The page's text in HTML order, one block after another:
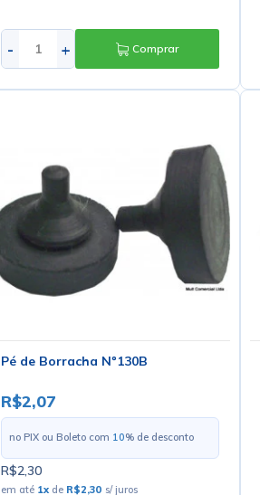
- + Comprar
Pé de Borracha Nº130B
R$2,07
no PIX ou Boleto com 10% de desconto
R$2,30
em até 1xde R$2,30 s/ juros